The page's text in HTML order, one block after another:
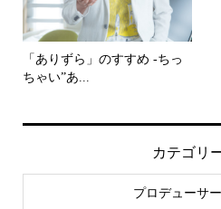
「ありずら」のすすめ -ちっ
ちゃい”あ...
カテゴリ
プロデューサ